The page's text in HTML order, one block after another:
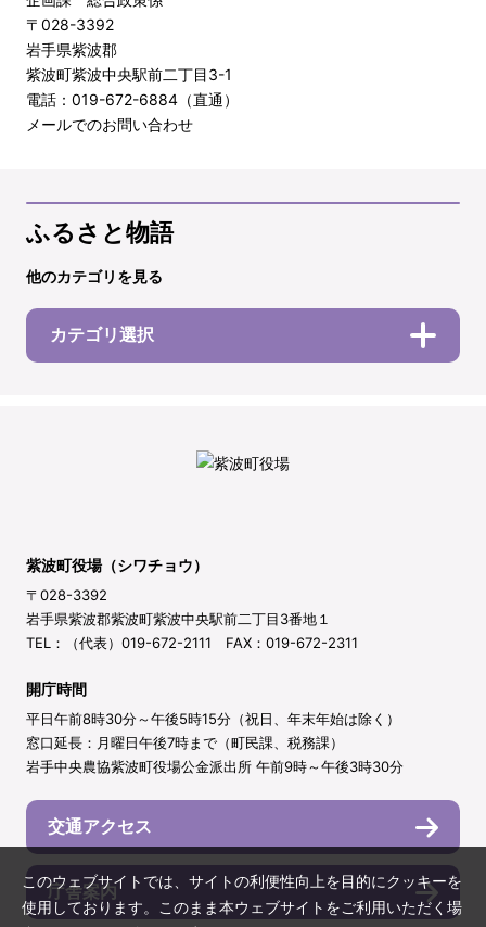
〒028-3392
岩手県紫波郡
紫波町紫波中央駅前二丁目3-1
電話：019-672-6884（直通）
メールでのお問い合わせ
ふるさと物語
他のカテゴリを見る
カテゴリ選択
紫波町役場（シワチョウ）
〒028-3392
岩手県紫波郡紫波町紫波中央駅前二丁目3番地１
TEL：（代表）019-672-2111 FAX：019-672-2311
開庁時間
平日午前8時30分～午後5時15分（祝日、年末年始は除く）
窓口延長：月曜日午後7時まで（町民課、税務課）
岩手中央農協紫波町役場公金派出所 午前9時～午後3時30分
交通アクセス
庁舎案内
このウェブサイトでは、サイトの利便性向上を目的にクッキーを
使用しております。このまま本ウェブサイトをご利用いただく場